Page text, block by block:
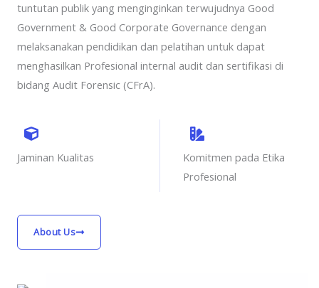
tuntutan publik yang menginginkan terwujudnya Good
Government & Good Corporate Governance dengan
melaksanakan pendidikan dan pelatihan untuk dapat
menghasilkan Profesional internal audit dan sertifikasi di
bidang Audit Forensic (CFrA).
Jaminan Kualitas
Komitmen pada Etika
Profesional
About Us